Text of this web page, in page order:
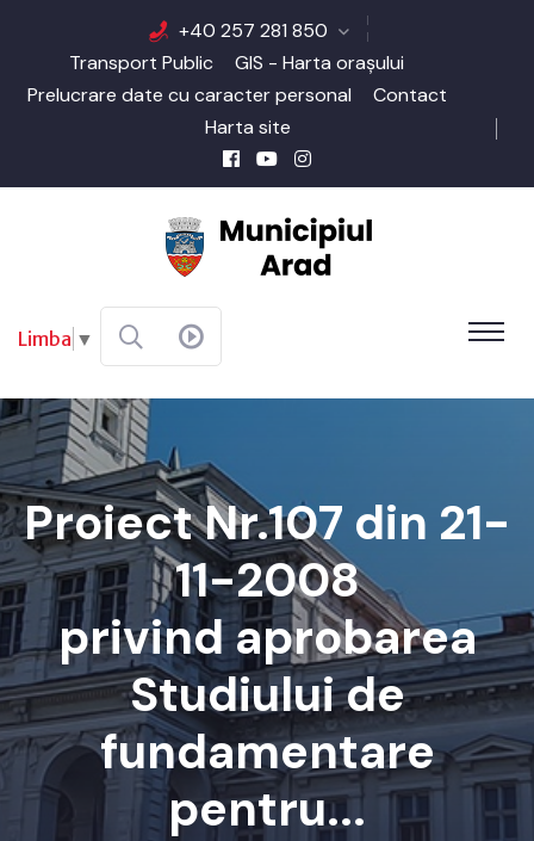
+40 257 281 850
Transport Public
GIS - Harta orașului
Prelucrare date cu caracter personal
Contact
Harta site
Limba ▼
Proiect Nr.107 din 21-
11-2008
privind aprobarea
Studiului de
fundamentare
pentru...